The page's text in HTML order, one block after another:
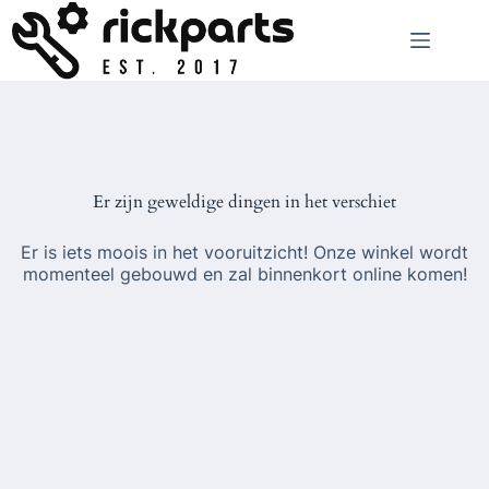
naar
de
inhoud
Er zijn geweldige dingen in het verschiet
Er is iets moois in het vooruitzicht! Onze winkel wordt
momenteel gebouwd en zal binnenkort online komen!